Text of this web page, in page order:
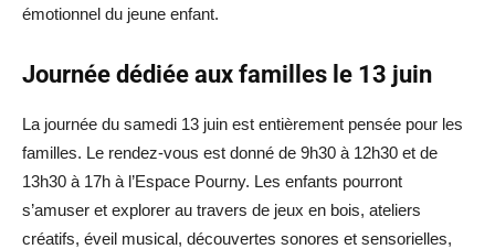
émotionnel du jeune enfant.
Journée dédiée aux familles le 13 juin
La journée du samedi 13 juin est entièrement pensée pour les
familles. Le rendez-vous est donné de 9h30 à 12h30 et de
13h30 à 17h à l’Espace Pourny. Les enfants pourront
s’amuser et explorer au travers de jeux en bois, ateliers
créatifs, éveil musical, découvertes sonores et sensorielles,